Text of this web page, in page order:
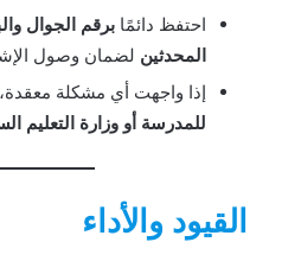
احتفظ دائمًا برقم الجوال
المحدثين لضمان وصول
إذا واجهت أي مشكلة معقدة،
للمدرسة أو وزارة التعليم
القيود والأداء